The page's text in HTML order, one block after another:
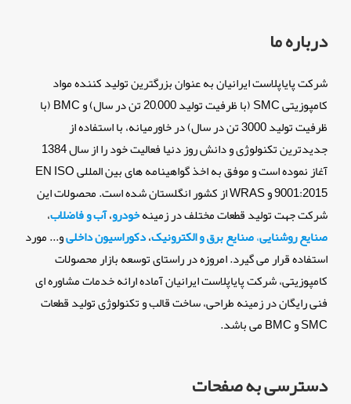
درباره ما
شرکت پایاپلاست ایرانیان به عنوان بزرگترین تولید کننده مواد
کامپوزیتی SMC (با ظرفیت تولید 20,000 تن در سال) و BMC (با
ظرفیت تولید 3000 تن در سال) در خاورمیانه، با استفاده از
جدیدترین تکنولوژی و دانش روز دنیا فعالیت خود را از سال 1384
آغاز نموده است و موفق به اخذ گواهینامه های بین المللی EN ISO
9001:2015 و WRAS از کشور انگلستان شده است. محصولات این
شرکت جهت تولید قطعات مختلف در زمینهخودرو،آب و فاضلاب،
صنایع روشنایی،صنایع برق و الکترونیک،دکوراسیون داخلیو... مورد
استفاده قرار می گیرد. امروزه در راستای توسعه بازار محصولات
کامپوزیتی، شرکت پایاپلاست ایرانیان آماده ارائه خدمات مشاوره ای
فنی رایگان در زمینه طراحی، ساخت قالب و تکنولوژی تولید قطعات
SMC و BMC می باشد.
دسترسی به صفحات